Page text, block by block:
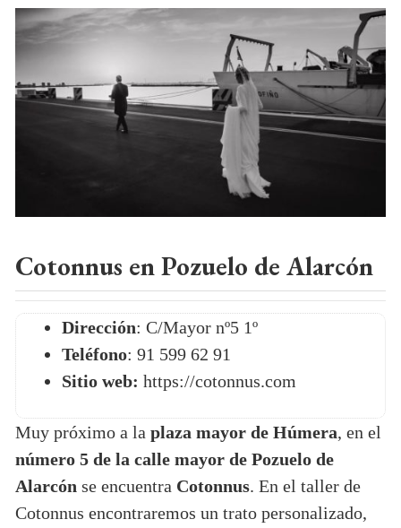
Cotonnus en Pozuelo de Alarcón
Dirección: C/Mayor nº5 1º
Teléfono: 91 599 62 91
Sitio web: https://cotonnus.com
Muy próximo a la plaza mayor de Húmera, en el
número 5 de la calle mayor de Pozuelo de
Alarcón se encuentra Cotonnus. En el taller de
Cotonnus encontraremos un trato personalizado,